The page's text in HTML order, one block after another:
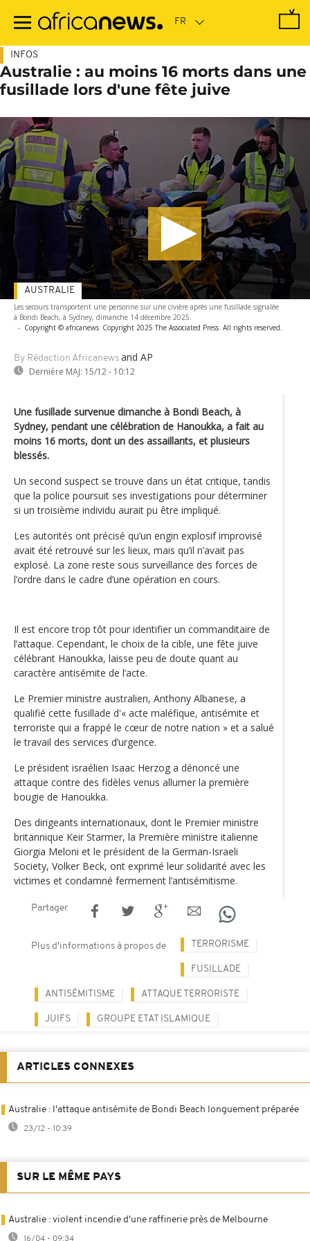
contenu
INFOS
Australie : au moins 16 morts dans une
fusillade lors d'une fête juive
Les secours transportent une personne sur une civière après une fusillade signalée
à Bondi Beach, à Sydney, dimanche 14 décembre 2025.
- Copyright © africanews Copyright 2025 The Associated Press. All rights reserved.
By Rédaction Africanews and AP
Dernière MAJ: 15/12 - 10:12
AUSTRALIE
Une fusillade survenue dimanche à Bondi Beach, à
Sydney, pendant une célébration de Hanoukka, a fait au
moins 16 morts, dont un des assaillants, et plusieurs
blessés.
Un second suspect se trouve dans un état critique, tandis
que la police poursuit ses investigations pour déterminer
si un troisième individu aurait pu être impliqué.
Les autorités ont précisé qu’un engin explosif improvisé
avait été retrouvé sur les lieux, mais qu’il n’avait pas
explosé. La zone reste sous surveillance des forces de
l’ordre dans le cadre d’une opération en cours.
Il est encore trop tôt pour identifier un commanditaire de
l’attaque. Cependant, le choix de la cible, une fête juive
célébrant Hanoukka, laisse peu de doute quant au
caractère antisémite de l’acte.
Le Premier ministre australien, Anthony Albanese, a
qualifié cette fusillade d'« acte maléfique, antisémite et
terroriste qui a frappé le cœur de notre nation » et a salué
le travail des services d’urgence.
Le président israélien Isaac Herzog a dénoncé une
attaque contre des fidèles venus allumer la première
bougie de Hanoukka.
Des dirigeants internationaux, dont le Premier ministre
britannique Keir Starmer, la Première ministre italienne
Giorgia Meloni et le président de la German-Israeli
Society, Volker Beck, ont exprimé leur solidarité avec les
victimes et condamné fermement l’antisémitisme.
Partager
Plus d'informations à propos de TERRORISME
FUSILLADE
ANTISÉMITISME ATTAQUE TERRORISTE
JUIFS GROUPE ETAT ISLAMIQUE
ARTICLES CONNEXES
Australie : l'attaque antisémite de Bondi Beach longuement préparée
23/12 - 10:39
SUR LE MÊME PAYS
Australie : violent incendie d'une raffinerie près de Melbourne
16/04 - 09:34